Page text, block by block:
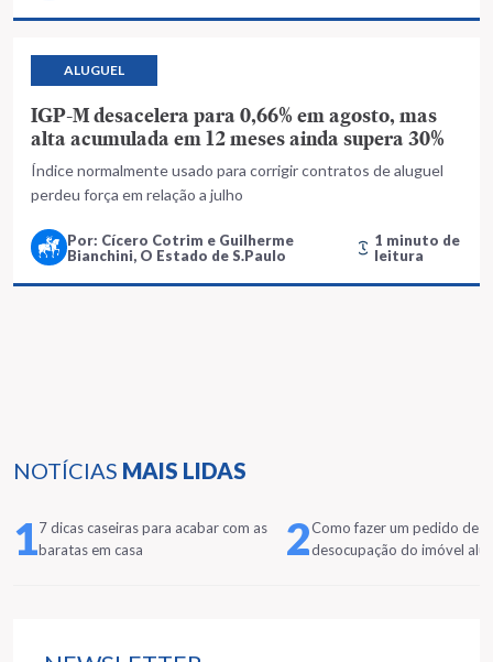
NOTÍCIAS MAIS LIDAS
17 dicas caseiras para acabar com as
baratas em casa
2Como fazer um pedido de
desocupação do imóvel
ALUGUEL
IGP-M desacelera para 0,66% em agosto, mas
alta acumulada em 12 meses ainda supera 30%
Índice normalmente usado para corrigir contratos de aluguel
perdeu força em relação a julho
Por: Cícero Cotrim e Guilherme
Bianchini, O Estado de S.Paulo
1 minuto de
leitura